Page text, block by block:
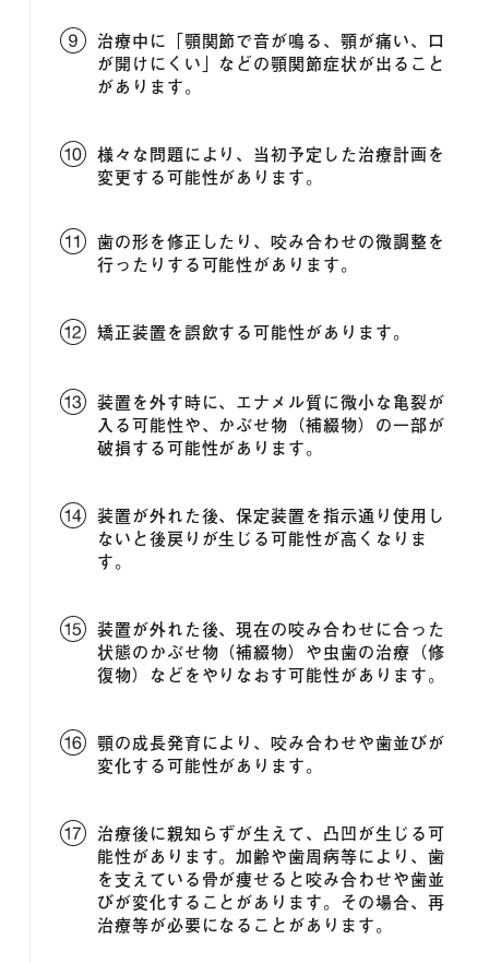
治療中に「顎関節で音が鳴る、顎が痛い、口
が開けにくい」などの顎関節症状が出ること
があります。
様々な問題により、当初予定した治療計画を
変更する可能性があります。
歯の形を修正したり、咬み合わせの微調整を
行ったりする可能性があります。
矯正装置を誤飲する可能性があります。
装置を外す時に、エナメル質に微小な亀裂が
入る可能性や、かぶせ物（補綴物）の一部が
破損する可能性があります。
装置が外れた後、保定装置を指示通り使用し
ないと後戻りが生じる可能性が高くなりま
す。
装置が外れた後、現在の咬み合わせに合った
状態のかぶせ物（補綴物）や虫歯の治療（修
復物）などをやりなおす可能性があります。
顎の成長発育により、咬み合わせや歯並びが
変化する可能性があります。
治療後に親知らずが生えて、凸凹が生じる可
能性があります。加齢や歯周病等により、歯
を支えている骨が痩せると咬み合わせや歯並
びが変化することがあります。その場合、再
治療等が必要になることがあります。